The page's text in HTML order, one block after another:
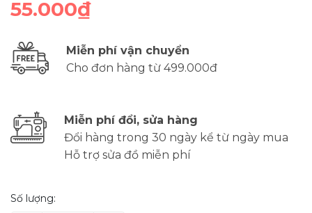
55.000₫
Miễn phí vận chuyển
Cho đơn hàng từ 499.000đ
Miễn phí đổi, sửa hàng
Đổi hàng trong 30 ngày kể từ ngày mua
Hỗ trợ sửa đồ miễn phí
Số lượng: